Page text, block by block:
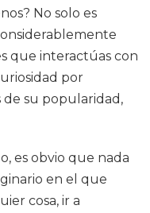
No solo es
que interactúas con
por
de su popularidad,
es obvio que nada
en el que
cosa, ir a